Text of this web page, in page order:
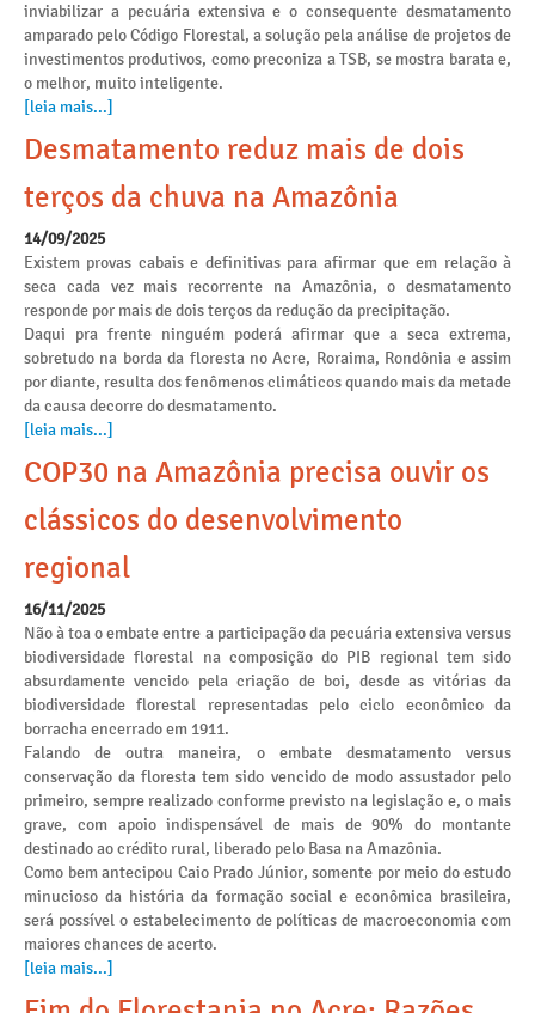
inviabilizar a pecuária extensiva e o consequente desmatamento
amparado pelo Código Florestal, a solução pela análise de projetos de
investimentos produtivos, como preconiza a TSB, se mostra barata e,
o melhor, muito inteligente.
[leia mais...]
Desmatamento reduz mais de dois
terços da chuva na Amazônia
14/09/2025
Existem provas cabais e definitivas para afirmar que em relação à
seca cada vez mais recorrente na Amazônia, o desmatamento
responde por mais de dois terços da redução da precipitação.
Daqui pra frente ninguém poderá afirmar que a seca extrema,
sobretudo na borda da floresta no Acre, Roraima, Rondônia e assim
por diante, resulta dos fenômenos climáticos quando mais da metade
da causa decorre do desmatamento.
[leia mais...]
COP30 na Amazônia precisa ouvir os
clássicos do desenvolvimento
regional
16/11/2025
Não à toa o embate entre a participação da pecuária extensiva versus
biodiversidade florestal na composição do PIB regional tem sido
absurdamente vencido pela criação de boi, desde as vitórias da
biodiversidade florestal representadas pelo ciclo econômico da
borracha encerrado em 1911.
Falando de outra maneira, o embate desmatamento versus
conservação da floresta tem sido vencido de modo assustador pelo
primeiro, sempre realizado conforme previsto na legislação e, o mais
grave, com apoio indispensável de mais de 90% do montante
destinado ao crédito rural, liberado pelo Basa na Amazônia.
Como bem antecipou Caio Prado Júnior, somente por meio do estudo
minucioso da história da formação social e econômica brasileira,
será possível o estabelecimento de políticas de macroeconomia com
maiores chances de acerto.
[leia mais...]